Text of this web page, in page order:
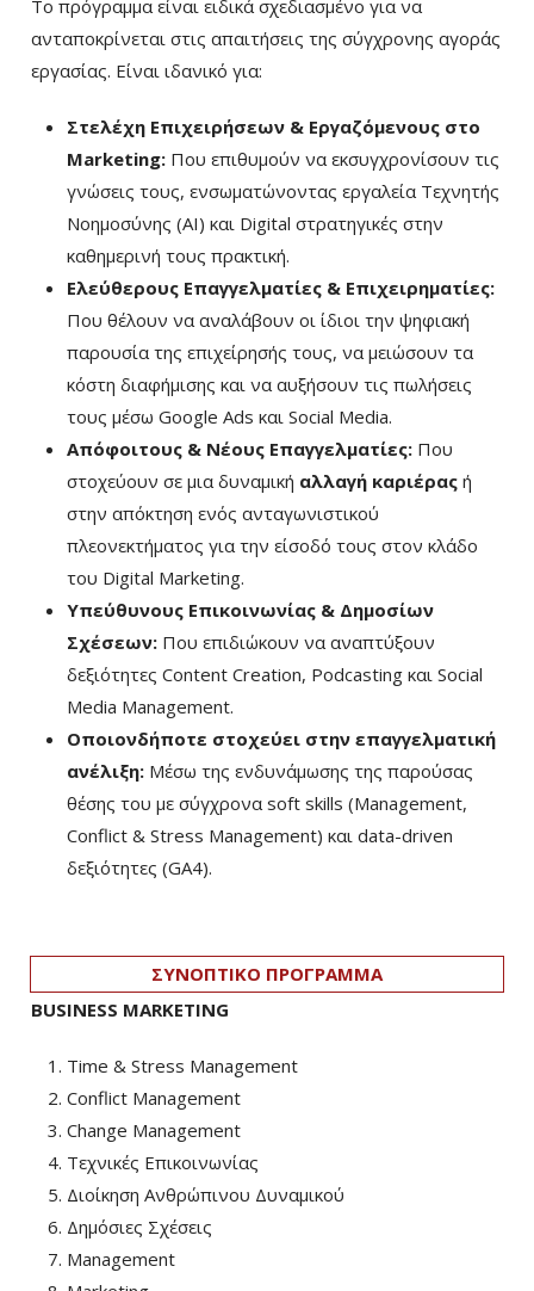
Το πρόγραμμα είναι ειδικά σχεδιασμένο για να
ανταποκρίνεται στις απαιτήσεις της σύγχρονης αγοράς
εργασίας. Είναι ιδανικό για:
Στελέχη Επιχειρήσεων & Εργαζόμενους στο
Marketing: Που επιθυμούν να εκσυγχρονίσουν τις
γνώσεις τους, ενσωματώνοντας εργαλεία Τεχνητής
Νοημοσύνης (AI) και Digital στρατηγικές στην
καθημερινή τους πρακτική.
Ελεύθερους Επαγγελματίες & Επιχειρηματίες:
Που θέλουν να αναλάβουν οι ίδιοι την ψηφιακή
παρουσία της επιχείρησής τους, να μειώσουν τα
κόστη διαφήμισης και να αυξήσουν τις πωλήσεις
τους μέσω Google Ads και Social Media.
Απόφοιτους & Νέους Επαγγελματίες: Που
στοχεύουν σε μια δυναμική αλλαγή καριέρας ή
στην απόκτηση ενός ανταγωνιστικού
πλεονεκτήματος για την είσοδό τους στον κλάδο
του Digital Marketing.
Υπεύθυνους Επικοινωνίας & Δημοσίων
Σχέσεων: Που επιδιώκουν να αναπτύξουν
δεξιότητες Content Creation, Podcasting και Social
Media Management.
Οποιονδήποτε στοχεύει στην επαγγελματική
ανέλιξη: Μέσω της ενδυνάμωσης της παρούσας
θέσης του με σύγχρονα soft skills (Management,
Conflict & Stress Management) και data-driven
δεξιότητες (GA4).
ΣΥΝΟΠΤΙΚΟ ΠΡΟΓΡΑΜΜΑ
BUSINESS MARKETING
Time & Stress Management
Conflict Management
Change Management
Τεχνικές Επικοινωνίας
Διοίκηση Ανθρώπινου Δυναμικού
Δημόσιες Σχέσεις
Management